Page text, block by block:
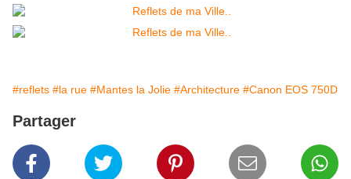
#reflets #la rue #Mantes la Jolie #Architecture #Canon EOS 750D
Partager